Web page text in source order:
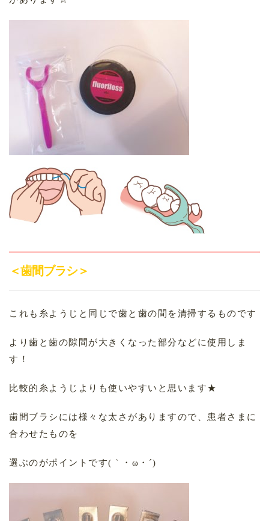
＜歯間ブラシ＞
これも糸ようじと同じで歯と歯の間を清掃するものです
より歯と歯の隙間が大きくなった部分などに使用しま
す！
比較的糸ようじよりも使いやすいと思います★
歯間ブラシには様々な太さがありますので、患者さまに
合わせたものを
選ぶのがポイントです(｀・ω・´)ゞ